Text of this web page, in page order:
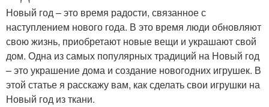
Новый год – это время радости, связанное с
наступлением нового года. В это время люди обновляют
свою жизнь, приобретают новые вещи и украшают свой
дом. Одна из самых популярных традиций на Новый год
– это украшение дома и создание новогодних игрушек. В
этой статье я расскажу вам, как сделать свои игрушки на
Новый год из ткани.